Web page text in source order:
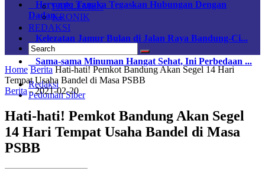
Heryanto Tanaka Tegaskan Hubungan Dengan
Dadan...
Kelezatan Jamur Bulan di Jalan Raya Bandung-Ci...
Sama-sama Minuman Hangat Sehat, Ini Perbedaan ...
Redaksi
Pedoman Siber
PARLEMEN
KRONIK
REDAKSI
Home Berita Hati-hati! Pemkot Bandung Akan Segel 14 Hari
Tempat Usaha Bandel di Masa PSBB
Berita-2021-02-20
Hati-hati! Pemkot Bandung Akan Segel
14 Hari Tempat Usaha Bandel di Masa
PSBB